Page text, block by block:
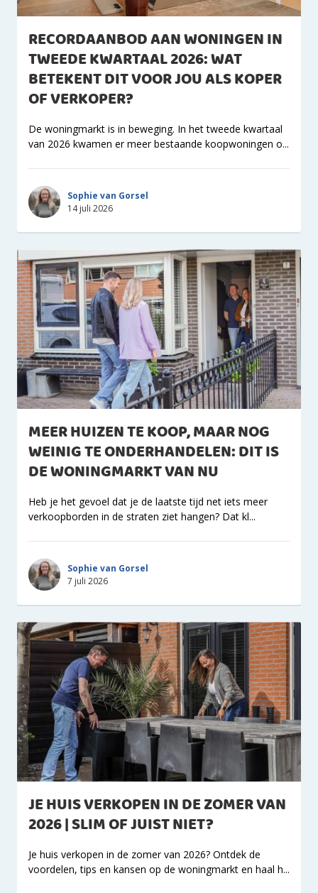
RECORDAANBOD AAN WONINGEN IN
TWEEDE KWARTAAL 2026: WAT
BETEKENT DIT VOOR JOU ALS KOPER
OF VERKOPER?
De woningmarkt is in beweging. In het tweede kwartaal
van 2026 kwamen er meer bestaande koopwoningen o...
Sophie van Gorsel
14 juli 2026
MEER HUIZEN TE KOOP, MAAR NOG
WEINIG TE ONDERHANDELEN: DIT IS
DE WONINGMARKT VAN NU
Heb je het gevoel dat je de laatste tijd net iets meer
verkoopborden in de straten ziet hangen? Dat kl...
Sophie van Gorsel
7 juli 2026
JE HUIS VERKOPEN IN DE ZOMER VAN
2026 | SLIM OF JUIST NIET?
Je huis verkopen in de zomer van 2026? Ontdek de
voordelen, tips en kansen op de woningmarkt en haal h...